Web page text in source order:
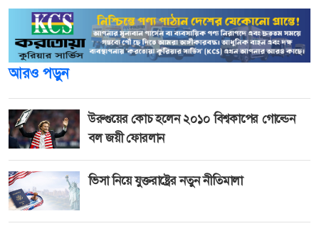
আরও পড়ুন
উরুগুয়ের কোচ হলেন ২০১০ বিশ্বকাপের গোল্ডেন
বল জয়ী ফোরলান
ভিসা নিয়ে যুক্তরাষ্ট্রের নতুন নীতিমালা